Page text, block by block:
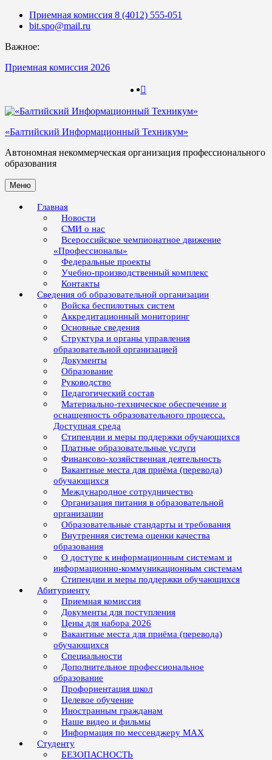
Skip
Приемная комиссия 8 (4012) 555-051
bit.spo@mail.ru
Важное:
Приемная комиссия 2026
«Балтийский Информационный Техникум»
Автономная некоммерческая организация профессионального
образования
Меню
Главная
Новости
СМИ о нас
Всероссийское чемпионатное движение
«Профессионалы»
Федеральные проекты
Учебно-производственный комплекс
Контакты
Сведения об образовательной организации
Войска беспилотных систем
Аккредитационный мониторинг
Основные сведения
Структура и органы управления
образовательной организацией
Документы
Образование
Руководство
Педагогический состав
Материально-техническое обеспечение и
оснащенность образовательного процесса.
Доступная среда
Стипендии и меры поддержки обучающихся
Платные образовательные услуги
Финансово-хозяйственная деятельность
Вакантные места для приёма (перевода)
обучающихся
Международное сотрудничество
Организация питания в образовательной
организации
Образовательные стандарты и требования
Внутренняя система оценки качества
образования
О доступе к информационным системам и
информационно-коммуникационным системам
Стипендии и меры поддержки обучающихся
Абитуриенту
Приемная комиссия
Документы для поступления
Цены для набора 2026
Вакантные места для приёма (перевода)
обучающихся
Специальности
Дополнительное профессиональное
образование
Профориентация школ
Целевое обучение
Иностранным гражданам
Наше видео и фильмы
Информация по мессенджеру MAX
Студенту
БЕЗОПАСНОСТЬ